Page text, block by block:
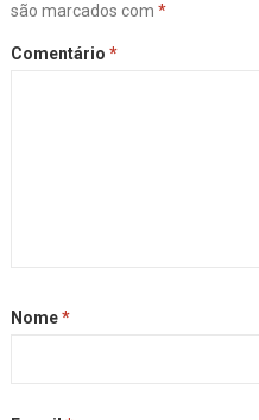
são marcados com *
Comentário *
Nome*